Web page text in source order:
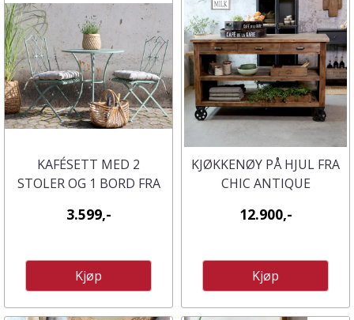
KAFÉSETT MED 2
STOLER OG 1 BORD FRA
3.599,-
Kjøp
KJØKKENØY PÅ HJUL FRA
CHIC ANTIQUE
12.900,-
Kjøp